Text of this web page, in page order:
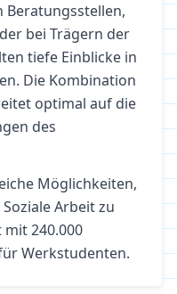
Beratungsstellen,
bei Trägern der
tiefe Einblicke in
Die Kombination
optimal auf die
des
Möglichkeiten,
Soziale Arbeitzu
240.000
Werkstudenten.